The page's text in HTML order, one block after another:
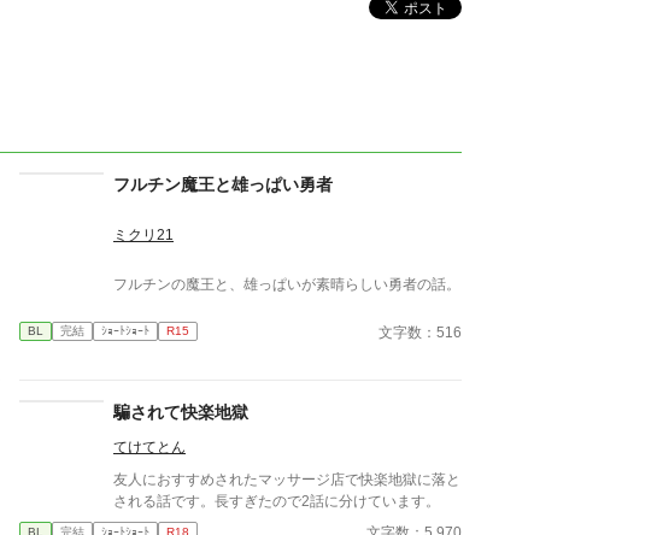
フルチン魔王と雄っぱい勇者
ミクリ21
フルチンの魔王と、雄っぱいが素晴らしい勇者の話。
BL 完結 ｼｮｰﾄｼｮｰﾄ R15 文字数：516
騙されて快楽地獄
てけてとん
友人におすすめされたマッサージ店で快楽地獄に落と
される話です。長すぎたので2話に分けています。
BL 完結 ｼｮｰﾄｼｮｰﾄ R18